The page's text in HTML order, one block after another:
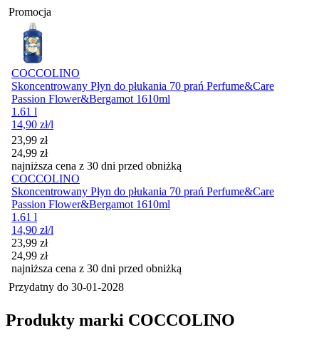
Promocja
COCCOLINO
Skoncentrowany Płyn do płukania 70 prań Perfume&Care
Passion Flower&Bergamot 1610ml
1.61 l
14,90 zł/l
Cena promocyjna
23,99 zł
24,99 zł
najniższa cena z 30 dni przed obniżką
COCCOLINO
Skoncentrowany Płyn do płukania 70 prań Perfume&Care
Passion Flower&Bergamot 1610ml
1.61 l
14,90 zł/l
Cena promocyjna
23,99 zł
24,99 zł
najniższa cena z 30 dni przed obniżką
Przydatny do 30-01-2028
Produkty marki COCCOLINO